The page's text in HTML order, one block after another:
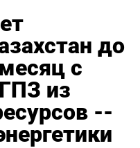
до
с
из
--